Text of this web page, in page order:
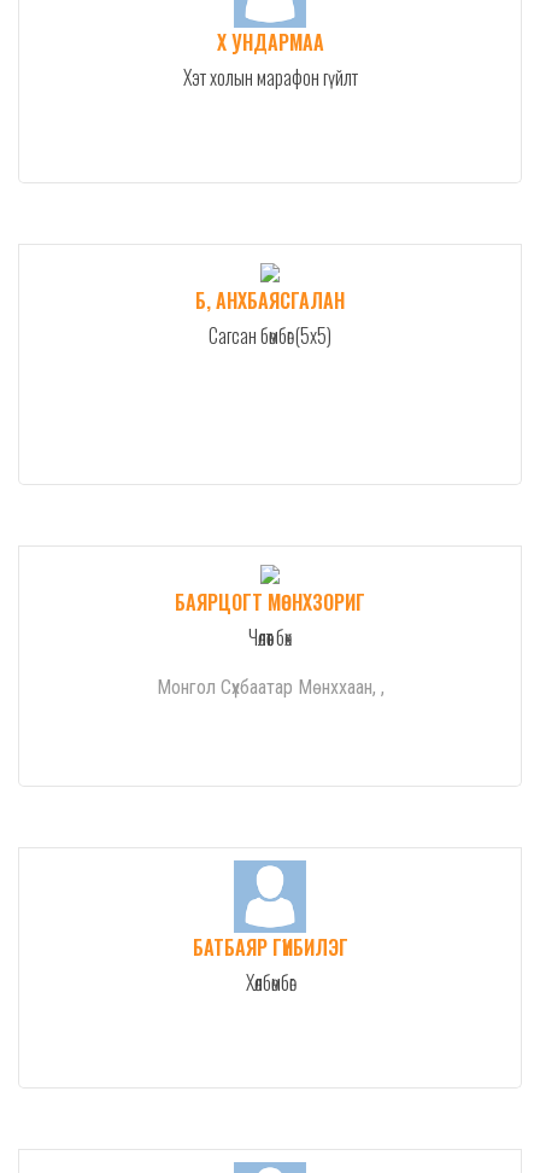
Х УНДАРМАА
Хэт холын марафон гүйлт
Б, АНХБАЯСГАЛАН
Сагсан бөмбөг (5x5)
БАЯРЦОГТ МӨНХЗОРИГ
Чөлөөт бөх
Монгол Сүхбаатар Мөнххаан, ,
БАТБАЯР ГҮНБИЛЭГ
Хөлбөмбөг